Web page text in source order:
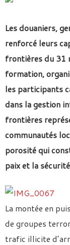
Les douaniers,
renforcé leurs
frontières du 31
formation,
les participants
dans la gestion
frontières
communautés
porosité qui
paix et la
La montée en
de groupes
trafic illicite